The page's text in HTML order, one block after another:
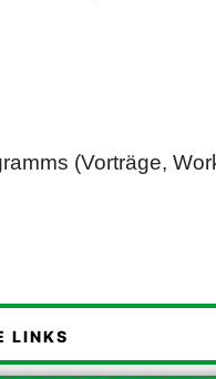
(Vorträge,
LINKS